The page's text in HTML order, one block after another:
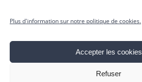
Plus d'information sur notre politique de cookies.
Accepter les cookies
Refuser
réservés